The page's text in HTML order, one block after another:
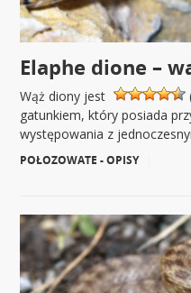
Elaphe dione –
Wąż diony jest
gatunkiem, który posiada
występowania z
POŁOZOWATE - OPISY